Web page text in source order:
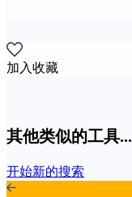
加入收藏
其他类似的工具...
开始新的搜索